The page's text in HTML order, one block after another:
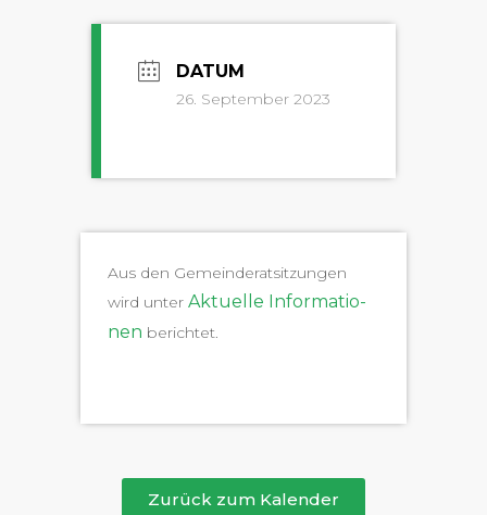
26. September 2023
Aus den Gemein­der­at­sitzun­gen
wird unter Aktuelle Infor­ma­tio­
nen berichtet.
Zurück zum Kalender